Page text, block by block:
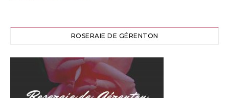
ROSERAIE DE GÉRENTON